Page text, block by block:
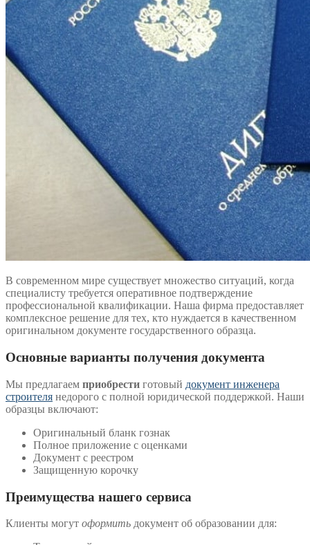
В современном мире существует множество ситуаций, когда
специалисту требуется оперативное подтверждение
профессиональной квалификации. Наша фирма предоставляет
комплексное решение для тех, кто нуждается в качественном
оригинальном документе государственного образца.
Основные варианты получения документа
Мы предлагаем приобрести готовый документ инженера
строителя недорого с полной юридической поддержкой. Наши
образцы включают:
Оригинальный бланк гознак
Полное приложение с оценками
Документ с реестром
Защищенную корочку
Преимущества нашего сервиса
Клиенты могут оформить документ об образовании для: